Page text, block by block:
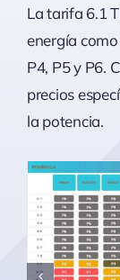
La tarifa 6.1
energía
P4, P5 y P6.
precios
la potencia.